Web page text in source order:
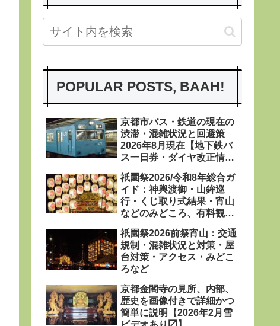
POPULAR POSTS, BAAH!
京都市バス・鉄道の現在の
渋滞・混雑状況と回避策
2026年8月現在【地下鉄バ
ス一日券・ダイヤ改正情報
祇園祭2026/令和8年総合ガ
イド：神輿渡御・山鉾巡
行・くじ取り式結果・宵山
などのみどころ、有料観覧
などを網羅
祇園祭2026前祭宵山：交通
規制・混雑状況と対策・屋
台対策・アクセス・みどこ
ろなど
京都金閣寺の見所、内部、
歴史を画像付きで詳細かつ
簡単に説明【2026年2月雪